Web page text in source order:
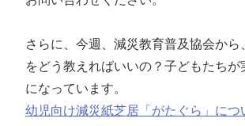
さらに、今週、減災教育普及協会か
をどう教えればいいの？子どもたち
になっています。
幼児向け減災紙芝居「がたぐら」につ